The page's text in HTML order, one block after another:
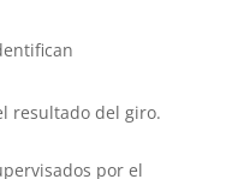
resultado del giro.
por el